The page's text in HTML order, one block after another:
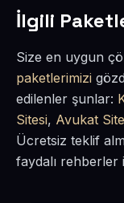
İlgili
Size en uygun
paketlerimizi
edilenler şunlar:
Sitesi, Avukat
Ücretsiz teklif
faydalı rehberler